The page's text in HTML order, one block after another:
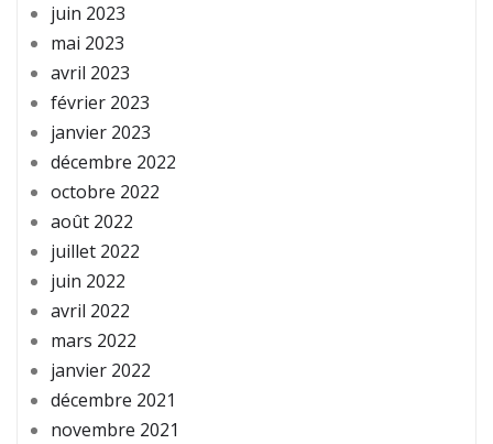
juin 2023
mai 2023
avril 2023
février 2023
janvier 2023
décembre 2022
octobre 2022
août 2022
juillet 2022
juin 2022
avril 2022
mars 2022
janvier 2022
décembre 2021
novembre 2021